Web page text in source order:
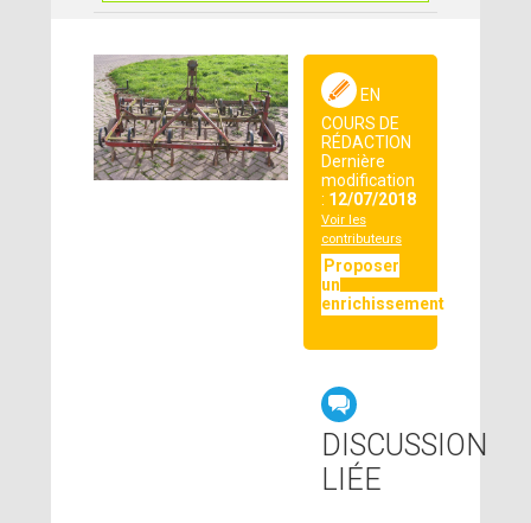
EN
COURS DE
RÉDACTION
Dernière
modification
: 12/07/2018
Voir les
contributeurs
Proposer
un
enrichissement
DISCUSSION
LIÉE